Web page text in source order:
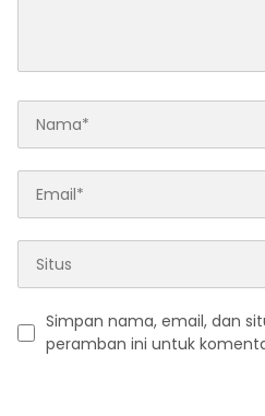
Simpan nama, email, dan
peramban ini untuk